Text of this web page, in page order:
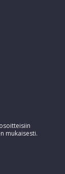
mukaisesti.